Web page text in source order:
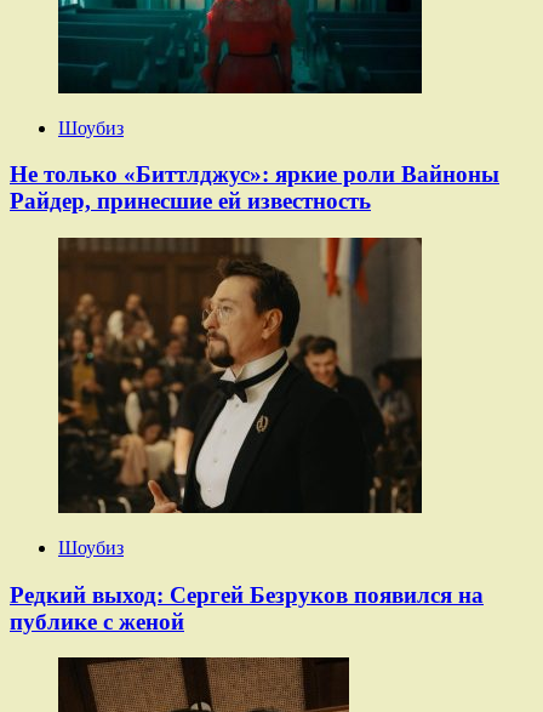
Шоубиз
Не только «Биттлджус»: яркие роли Вайноны
Райдер, принесшие ей известность
Шоубиз
Редкий выход: Сергей Безруков появился на
публике с женой